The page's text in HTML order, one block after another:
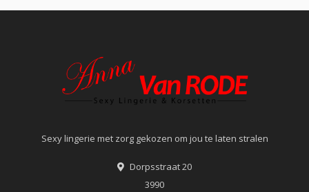
Sexy lingerie met zorg gekozen om jou te laten stralen
Dorpsstraat 20
3990